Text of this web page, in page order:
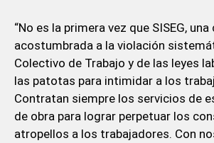
“No es la primera vez que SISEG,
acostumbrada a la violación
Colectivo de Trabajo y de las leyes
las patotas para intimidar a los
Contratan siempre los servicios de
de obra para lograr perpetuar los
atropellos a los trabajadores. Con